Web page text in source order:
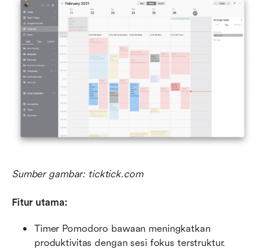
Sumber gambar: ticktick.com
Fitur utama:
Timer Pomodoro bawaan meningkatkan
produktivitas dengan sesi fokus terstruktur.